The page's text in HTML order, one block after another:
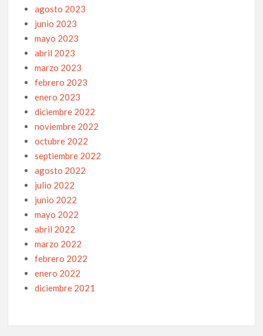
agosto 2023
junio 2023
mayo 2023
abril 2023
marzo 2023
febrero 2023
enero 2023
diciembre 2022
noviembre 2022
octubre 2022
septiembre 2022
agosto 2022
julio 2022
junio 2022
mayo 2022
abril 2022
marzo 2022
febrero 2022
enero 2022
diciembre 2021